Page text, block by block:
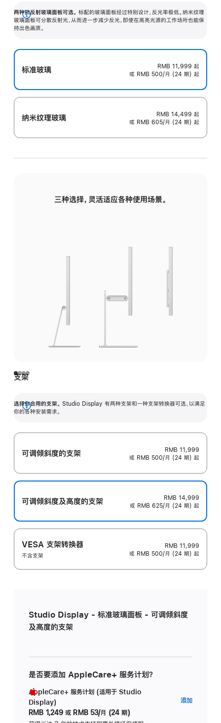
两种抗反射玻璃面板可选。 标配的玻璃面板经过特别设计，反光率极低。纳米纹理
玻璃面板可分散反射光，从而进一步减少反光，即使在高亮光源的工作场所也能保
持出色画质。
展
开
标准玻璃 RMB 11,999 起
或 RMB 500/月 (24 期) 起
纳米纹理玻璃 RMB 14,499 起
或 RMB 605/月 (24 期) 起
三种选择，灵活适应各种使用场景。
支架
选择你合用的支架。 Studio Display 有两种支架和一种支架转换器可选，以满足
你的各种安装需求。
展
可调倾斜度的支架
RMB 11,999
或 RMB 500/月 (24 期) 起
可调倾斜度及高‍度的支‍架
RMB 14,999
或 RMB 625/月 (24 期) 起
VESA 支架转换器
不含支架
RMB 11,999
或 RMB 500/月 (24 期) 起
Studio Display - 标准玻璃面板 - 可调倾斜度
及高度的支架
是否要添加 AppleCare+ 服务计划？
AppleCare+ 服务计划 (适用于 Studio
Display)
RMB 1,249 或 RMB 53/月 (24 期)
添加